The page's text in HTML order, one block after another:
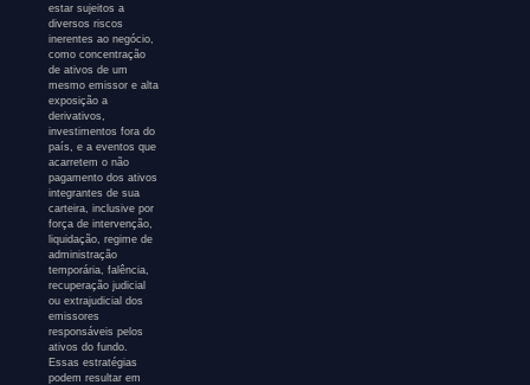
estar sujeitos a
diversos riscos
inerentes ao negócio,
como concentração
de ativos de um
mesmo emissor e alta
exposição a
derivativos,
investimentos fora do
país, e a eventos que
acarretem o não
pagamento dos ativos
integrantes de sua
carteira, inclusive por
força de intervenção,
liquidação, regime de
administração
temporária, falência,
recuperação judicial
ou extrajudicial dos
emissores
responsáveis pelos
ativos do fundo.
Essas estratégias
podem resultar em